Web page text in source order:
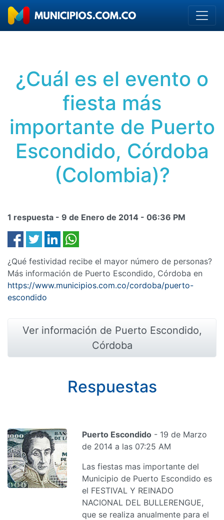
¿Cuál es el evento o
fiesta más
importante de Puerto
Escondido, Córdoba
(Colombia)?
1 respuesta - 9 de Enero de 2014 - 06:36 PM
¿Qué festividad recibe el mayor número de personas?
Más información de Puerto Escondido, Córdoba en
https://www.municipios.com.co/cordoba/puerto-
escondido
Ver información de Puerto Escondido,
Córdoba
Respuestas
Puerto Escondido - 19 de Marzo
de 2014 a las 07:25 AM
Las fiestas mas importante del
Municipio de Puerto Escondido es
el FESTIVAL Y REINADO
NACIONAL DEL BULLERENGUE,
que se realiza anualmente para el